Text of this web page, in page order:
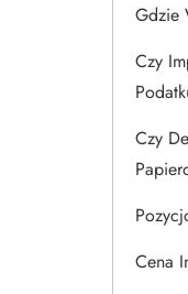
Gdzie
Czy
Czy
Cena